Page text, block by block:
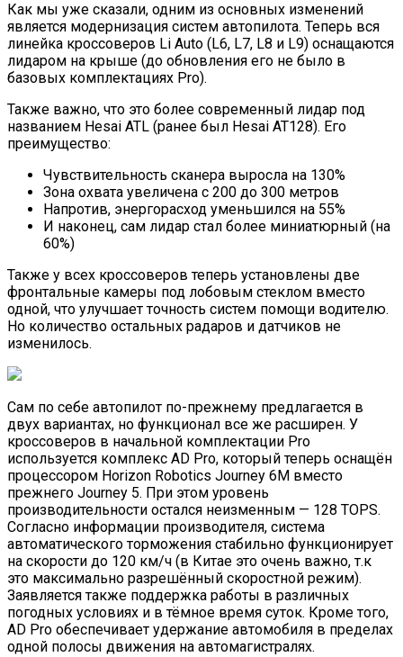
Как мы уже сказали, одним из основных изменений
является модернизация систем автопилота. Теперь вся
линейка кроссоверов Li Auto (L6, L7, L8 и L9) оснащаются
лидаром на крыше (до обновления его не было в
базовых комплектациях Pro).
Также важно, что это более современный лидар под
названием Hesai ATL (ранее был Hesai AT128). Его
преимущество:
Чувствительность сканера выросла на 130%
Зона охвата увеличена с 200 до 300 метров
Напротив, энергорасход уменьшился на 55%
И наконец, сам лидар стал более миниатюрный (на
60%)
Также у всех кроссоверов теперь установлены две
фронтальные камеры под лобовым стеклом вместо
одной, что улучшает точность систем помощи водителю.
Но количество остальных радаров и датчиков не
изменилось.
Сам по себе автопилот по-прежнему предлагается в
двух вариантах, но функционал все же расширен. У
кроссоверов в начальной комплектации Pro
используется комплекс AD Pro, который теперь оснащён
процессором Horizon Robotics Journey 6M вместо
прежнего Journey 5. При этом уровень
производительности остался неизменным — 128 TOPS.
Согласно информации производителя, система
автоматического торможения стабильно функционирует
на скорости до 120 км/ч (в Китае это очень важно, т.к
это максимально разрешённый скоростной режим).
Заявляется также поддержка работы в различных
погодных условиях и в тёмное время суток. Кроме того,
AD Pro обеспечивает удержание автомобиля в пределах
одной полосы движения на автомагистралях.